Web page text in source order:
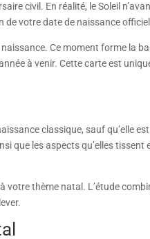
civil. En réalité, le Soleil
de votre date de naissance
Ce moment forme la
à venir. Cette carte est
classique, sauf qu’elle
que les aspects qu’elles tissent
votre thème natal. L’étude